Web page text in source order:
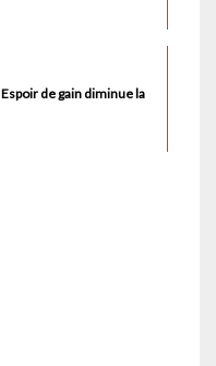
Espoir de gain diminue la